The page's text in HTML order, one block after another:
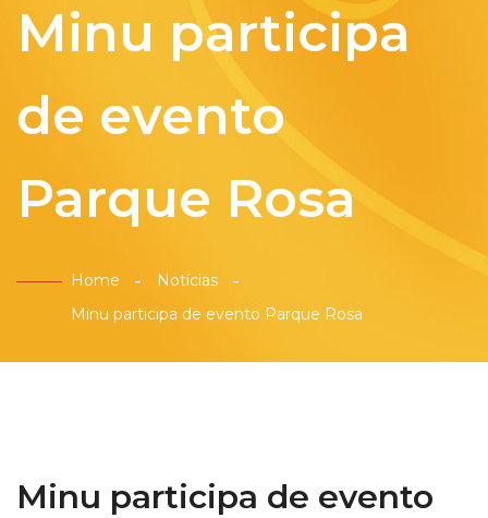
Minu participa
de evento
Parque Rosa
Home
Notícias
Minu participa de evento Parque Rosa
Minu participa de evento